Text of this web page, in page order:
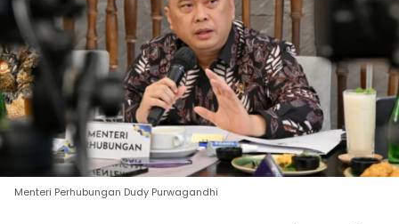
Menteri Perhubungan Dudy Purwagandhi